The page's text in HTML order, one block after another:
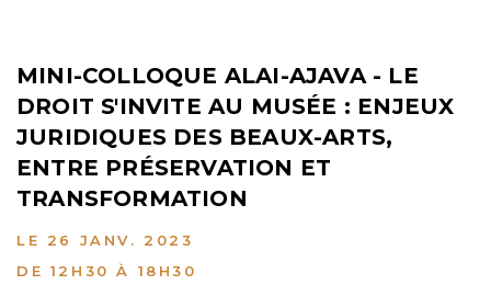
MINI-COLLOQUE ALAI-AJAVA - LE
DROIT S'INVITE AU MUSÉE : ENJEUX
JURIDIQUES DES BEAUX-ARTS,
ENTRE PRÉSERVATION ET
TRANSFORMATION
LE 26 JANV. 2023
DE 12H30 À 18H30